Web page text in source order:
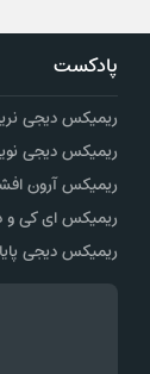
پادکست
ریمیکس دیجی
ریمیکس دیجی
ریمیکس آرون
ریمیکس ای کی و
ریمیکس دیجی